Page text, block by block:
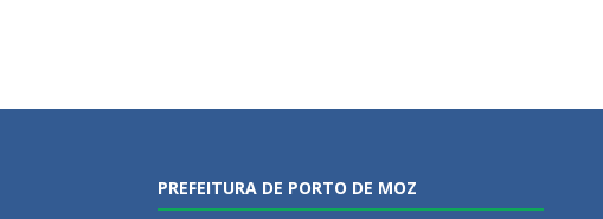
PREFEITURA DE PORTO DE MOZ